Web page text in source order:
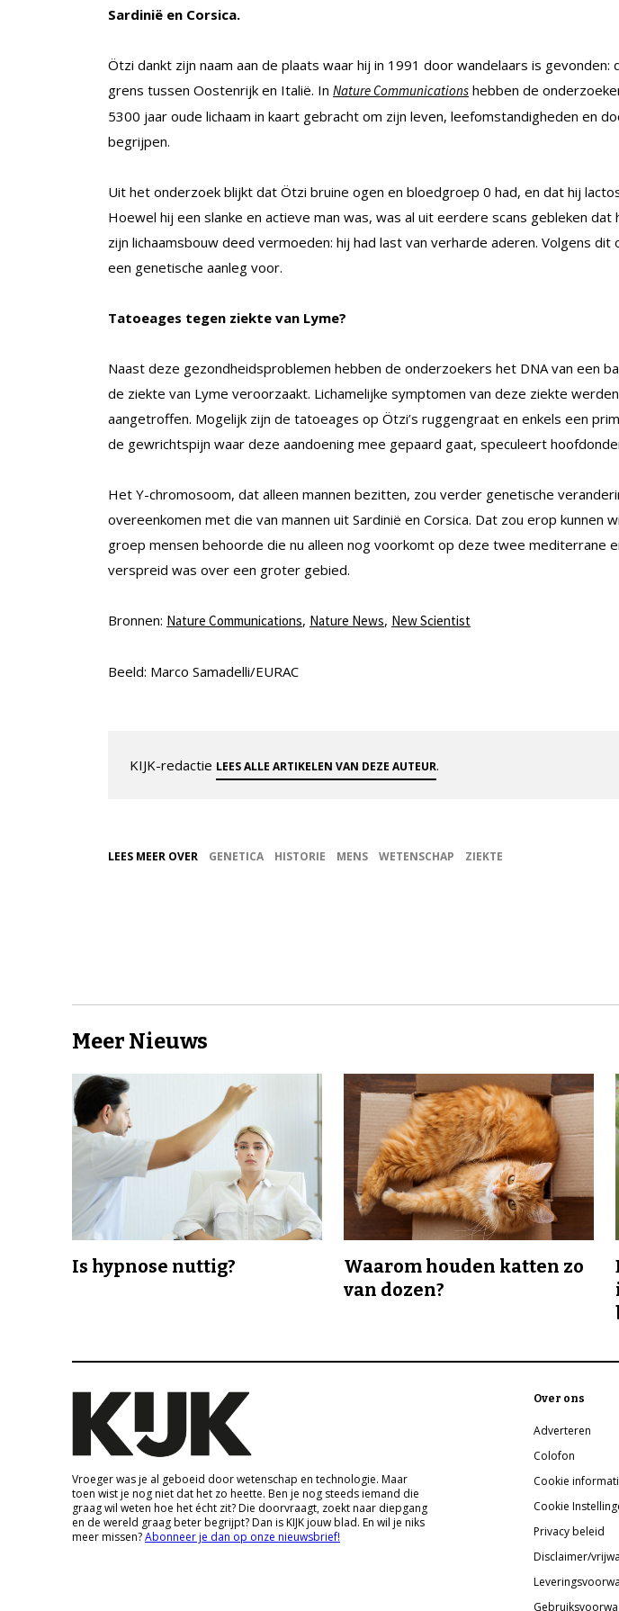
Sardinië en Corsica.
Ötzi dankt zijn naam aan de plaats waar hij in 1991 door wandelaars is gevonden:
grens tussen Oostenrijk en Italië. In Nature Communications hebben de
5300 jaar oude lichaam in kaart gebracht om zijn leven, leefomstandigheden en
begrijpen.
Uit het onderzoek blijkt dat Ötzi bruine ogen en bloedgroep 0 had, en dat hij
Hoewel hij een slanke en actieve man was, was al uit eerdere scans gebleken dat
zijn lichaamsbouw deed vermoeden: hij had last van verharde aderen. Volgens dit
een genetische aanleg voor.
Tatoeages tegen ziekte van Lyme?
Naast deze gezondheidsproblemen hebben de onderzoekers het DNA van een
de ziekte van Lyme veroorzaakt. Lichamelijke symptomen van deze ziekte
aangetroffen. Mogelijk zijn de tatoeages op Ötzi’s ruggengraat en enkels een
de gewrichtspijn waar deze aandoening mee gepaard gaat, speculeert
Het Y-chromosoom, dat alleen mannen bezitten, zou verder genetische
overeenkomen met die van mannen uit Sardinië en Corsica. Dat zou erop kunnen
groep mensen behoorde die nu alleen nog voorkomt op deze twee mediterrane
verspreid was over een groter gebied.
Bronnen: Nature Communications, Nature News, New Scientist
Beeld: Marco Samadelli/EURAC
KIJK-redactie LEES ALLE ARTIKELEN VAN DEZE AUTEUR.
LEES MEER OVER GENETICA HISTORIE MENS WETENSCHAP ZIEKTE
Meer Nieuws
Is hypnose nuttig?
Waarom houden katten zo
van dozen?
Vroeger was je al geboeid door wetenschap en technologie. Maar
toen wist je nog niet dat het zo heette. Ben je nog steeds iemand die
graag wil weten hoe het écht zit? Die doorvraagt, zoekt naar diepgang
en de wereld graag beter begrijpt? Dan is KIJK jouw blad. En wil je niks
meer missen?Abonneer je dan op onze nieuwsbrief!
Over ons
Adverteren
Colofon
Cookie
Cookie
Privacy beleid
Disclaimer/